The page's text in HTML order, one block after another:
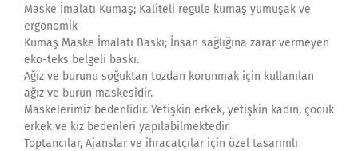
Maske İmalatı Kumaş; Kaliteli regule kumaş yumuşak ve
ergonomik
Kumaş Maske İmalatı Baskı; İnsan sağlığına zarar vermeyen
eko-teks belgeli baskı.
Ağız ve burunu soğuktan tozdan korunmak için kullanılan
ağız ve burun maskesidir.
Maskelerimiz bedenlidir. Yetişkin erkek, yetişkin kadın, çocuk
erkek ve kız bedenleri yapılabilmektedir.
Toptancılar, Ajanslar ve ihracatçılar için özel tasarımlı